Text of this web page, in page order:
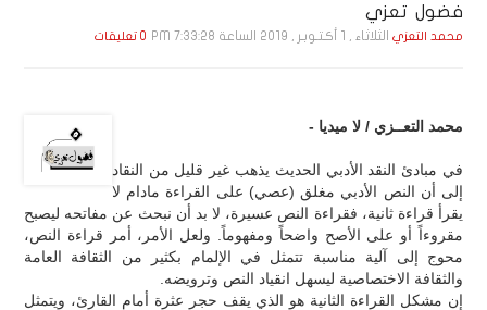
فضول تعزي
محمد التعزي الثلاثاء , 1 أكـتـوبـر , 2019 الساعة 7:33:28 PM 0 تعليقات
محمد التعــزي / لا ميديا -
في مبادئ النقد الأدبي الحديث يذهب غير قليل من النقاد
إلى أن النص الأدبي مغلق (عصي) على القراءة مادام لا
يقرأ قراءة ثانية، فقراءة النص عسيرة، لا بد أن نبحث عن مفاتحه ليصبح
مقروءاً أو على الأصح واضحاً ومفهوماً. ولعل الأمر، أمر قراءة النص،
محوج إلى آلية مناسبة تتمثل في الإلمام بكثير من الثقافة العامة
والثقافة الاختصاصية ليسهل انقياد النص وترويضه.
إن مشكل القراءة الثانية هو الذي يقف حجر عثرة أمام القارئ، ويتمثل